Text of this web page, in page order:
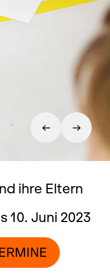
ihre Eltern
10. Juni 2023